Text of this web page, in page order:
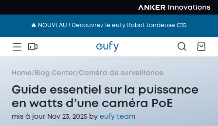
🔥 NOUVEAU ! Découvrez le eufy Robot tondeuse C15.
Home/ Blog Center/Caméra de surveillance
Guide essentiel sur la puissance
en watts d’une caméra PoE
mis à jour Nov 23, 2025 by eufy team